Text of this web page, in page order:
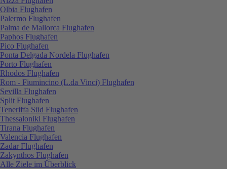
Olbia Flughafen
Palermo Flughafen
Palma de Mallorca Flughafen
Paphos Flughafen
Pico Flughafen
Ponta Delgada Nordela Flughafen
Porto Flughafen
Rhodos Flughafen
Rom - Fiumincino (L.da Vinci) Flughafen
Sevilla Flughafen
Split Flughafen
Teneriffa Süd Flughafen
Thessaloniki Flughafen
Tirana Flughafen
Valencia Flughafen
Zadar Flughafen
Zakynthos Flughafen
Alle Ziele im Überblick